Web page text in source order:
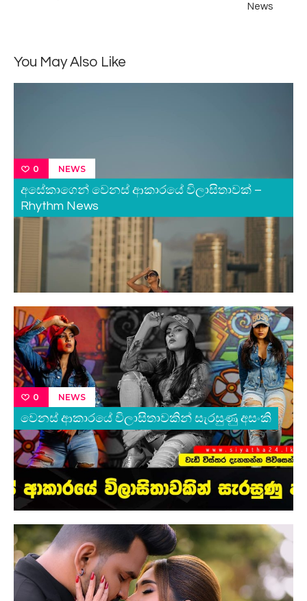
News
You May Also Like
0 NEWS
අසේකාගෙන් වෙනස් ආකාරයේ විලාසිතාවක් –
Rhythm News
0 NEWS
වෙනස් ආකාරයේ විලාසිතාවකින් සැරසුණු අසංකි